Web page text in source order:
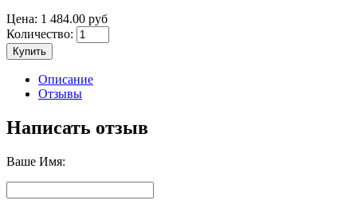
Цена: 1 484.00 руб
Количество:
Купить
Описание
Отзывы
Написать отзыв
Ваше Имя: